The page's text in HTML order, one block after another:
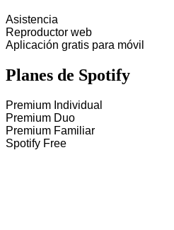
Asistencia
Reproductor web
Aplicación gratis para móvil
Planes de Spotify
Premium Individual
Premium Duo
Premium Familiar
Spotify Free